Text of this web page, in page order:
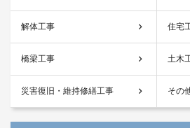
解体工事 住宅
橋梁工事 土木
災害復旧・維持修繕工事 その